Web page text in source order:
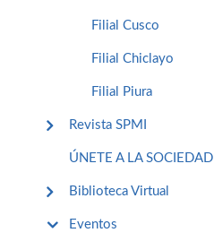
Filial Cusco
Filial Chiclayo
Filial Piura
Revista SPMI
ÚNETE A LA SOCIEDAD
Biblioteca Virtual
Eventos